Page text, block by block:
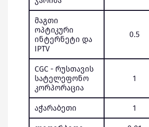
მაგთი
ოპტიკური
ინტერნეტი და
IPTV
0.5
CGC - რუსთავის
სატელეფონო
კორპორაცია
1
აჭარაბეთი 1